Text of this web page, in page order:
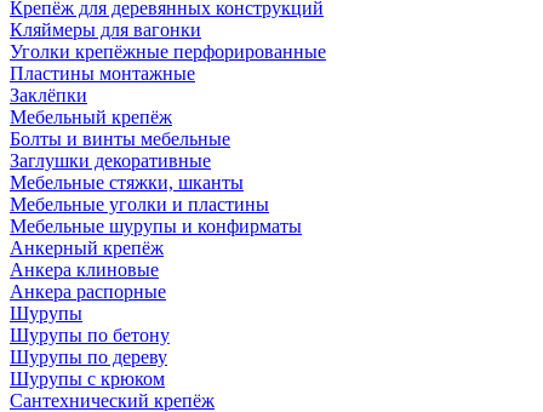
Крепёж для деревянных конструкций
Кляймеры для вагонки
Уголки крепёжные перфорированные
Пластины монтажные
Заклёпки
Мебельный крепёж
Болты и винты мебельные
Заглушки декоративные
Мебельные стяжки, шканты
Мебельные уголки и пластины
Мебельные шурупы и конфирматы
Анкерный крепёж
Анкера клиновые
Анкера распорные
Шурупы
Шурупы по бетону
Шурупы по дереву
Шурупы с крюком
Сантехнический крепёж